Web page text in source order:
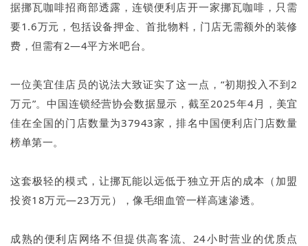
据挪瓦咖啡招商部透露，连锁便利店开一家挪瓦咖啡，只需
要1.6万元，包括设备押金、首批物料，门店无需额外的装修
费，但需有2—4平方米吧台。
一位美宜佳店员的说法大致证实了这一点，“初期投入不到2
万元”。中国连锁经营协会数据显示，截至2025年4月，美宜
佳在全国的门店数量为37943家，排名中国便利店门店数量
榜单第一。
这套极轻的模式，让挪瓦能以远低于独立开店的成本（加盟
投资18万元—23万元），像毛细血管一样高速渗透。
成熟的便利店网络不但提供高客流、24小时营业的优质点